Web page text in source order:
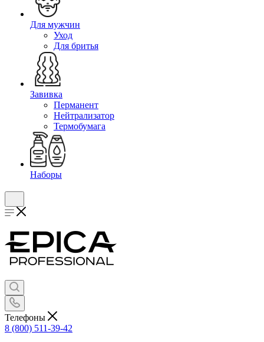
Для мужчин
Уход
Для бритья
Завивка
Перманент
Нейтрализатор
Термобумага
Наборы
Телефоны
8 (800) 511-39-42